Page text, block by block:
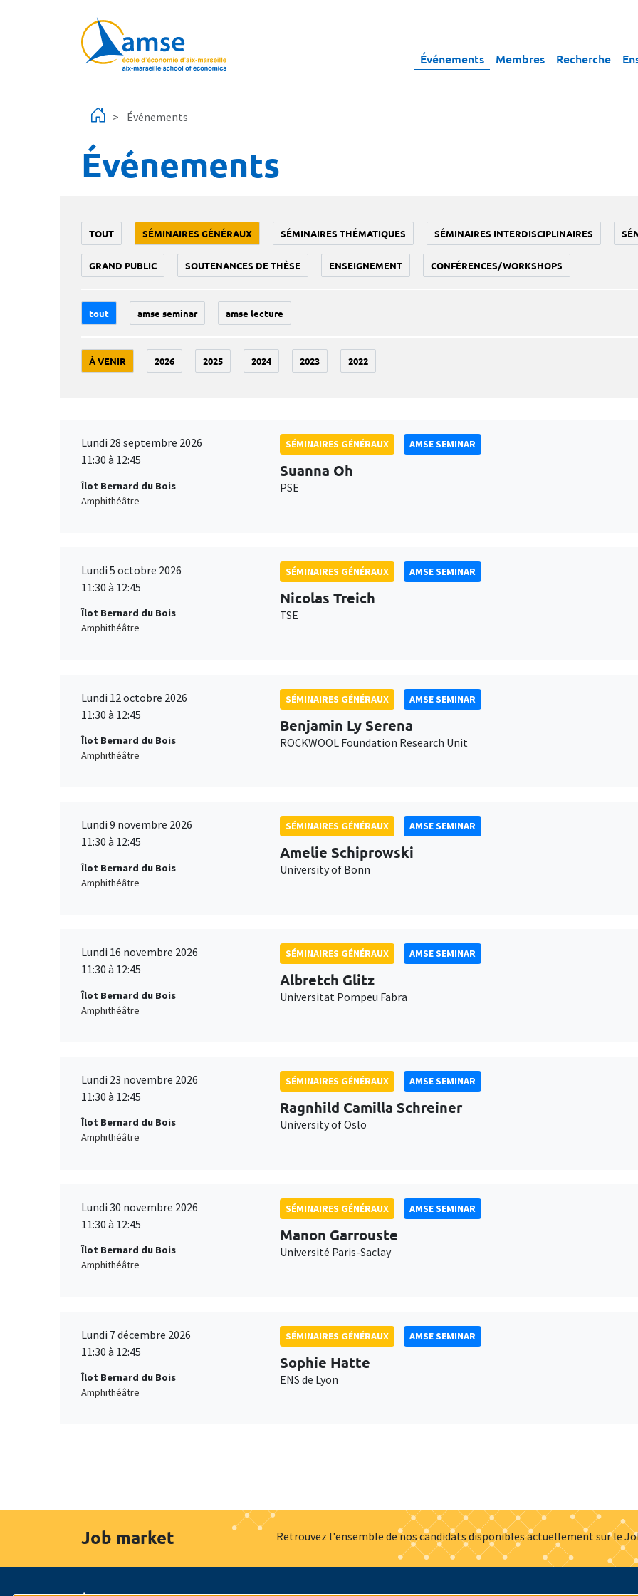
Événements Membres Recherche
Événements
Événements
TOUT SÉMINAIRES GÉNÉRAUX SÉMINAIRES THÉMATIQUES SÉMINAIRES INTERDISCIPLINAIRES
GRAND PUBLIC SOUTENANCES DE THÈSE ENSEIGNEMENT CONFÉRENCES/WORKSHOPS
tout amse seminar amse lecture
À VENIR 2026 2025 2024 2023 2022
Lundi 28 septembre 2026
11:30 à 12:45
Îlot Bernard du Bois
Amphithéâtre
SÉMINAIRES GÉNÉRAUX AMSE SEMINAR
Suanna Oh
PSE
Lundi 5 octobre 2026
11:30 à 12:45
Îlot Bernard du Bois
Amphithéâtre
SÉMINAIRES GÉNÉRAUX AMSE SEMINAR
Nicolas Treich
TSE
Lundi 12 octobre 2026
11:30 à 12:45
Îlot Bernard du Bois
Amphithéâtre
SÉMINAIRES GÉNÉRAUX AMSE SEMINAR
Benjamin Ly Serena
ROCKWOOL Foundation Research Unit
Lundi 9 novembre 2026
11:30 à 12:45
Îlot Bernard du Bois
Amphithéâtre
SÉMINAIRES GÉNÉRAUX AMSE SEMINAR
Amelie Schiprowski
University of Bonn
Lundi 16 novembre 2026
11:30 à 12:45
Îlot Bernard du Bois
Amphithéâtre
SÉMINAIRES GÉNÉRAUX AMSE SEMINAR
Albretch Glitz
Universitat Pompeu Fabra
Lundi 23 novembre 2026
11:30 à 12:45
Îlot Bernard du Bois
Amphithéâtre
SÉMINAIRES GÉNÉRAUX AMSE SEMINAR
Ragnhild Camilla Schreiner
University of Oslo
Lundi 30 novembre 2026
11:30 à 12:45
Îlot Bernard du Bois
Amphithéâtre
SÉMINAIRES GÉNÉRAUX AMSE SEMINAR
Manon Garrouste
Université Paris-Saclay
Lundi 7 décembre 2026
11:30 à 12:45
Îlot Bernard du Bois
Amphithéâtre
SÉMINAIRES GÉNÉRAUX AMSE SEMINAR
Sophie Hatte
ENS de Lyon
Job market Retrouvez l'ensemble de nos candidats disponibles actuellement sur le